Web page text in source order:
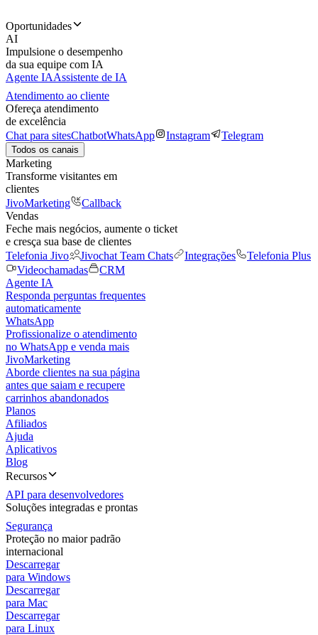
Oportunidades
AI
Impulsione o desempenho
da sua equipe com IA
Agente IAAssistente de IA
Atendimento ao cliente
Ofereça atendimento
de excelência
Chat para sitesChatbotWhatsApp Instagram Telegram
Todos os canais
Marketing
Transforme visitantes em
clientes
JivoMarketing
Callback
Vendas
Feche mais negócios, aumente o ticket
e cresça sua base de clientes
Telefonia Jivo
Jivochat Team Chats Integrações
Telefonia Plus
Videochamadas
CRM
Agente IA
Responda perguntas frequentes
automaticamente
WhatsApp
Profissionalize o atendimento
no WhatsApp e venda mais
JivoMarketing
Aborde clientes na sua página
antes que saiam e recupere
carrinhos abandonados
Planos
Afiliados
Ajuda
Aplicativos
Blog
Recursos
API para desenvolvedores
Soluções integradas e prontas
Segurança
Proteção no maior padrão
internacional
Descarregar
para Windows
Descarregar
para Mac
Descarregar
para Linux